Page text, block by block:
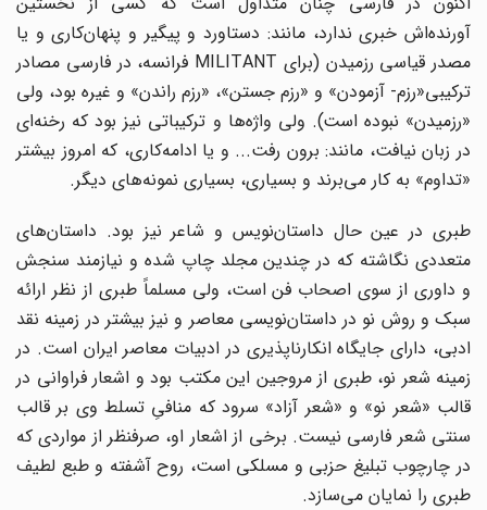
آورنده‌اش خبری ندارد، مانند: دستاورد و پیگیر و پنهان‌کاری و یا
مصدر قیاسی رزمیدن (برای MILITANT فرانسه، در فارسی مصادر
ترکیبی«رزم- آزمودن» و «رزم جستن»، «رزم راندن» و غیره بود، ولی
«رزمیدن» نبوده است). ولی واژه‌ها و ترکیباتی نیز بود که رخنه‌ای
در زبان نیافت، مانند: برون رفت... و یا ادامه‌کاری، که امروز بیشتر
«تداوم» به کار می‌برند و بسیاری، بسیاری نمونه‌های دیگر.
طبری در عین حال داستان‌نویس و شاعر نیز بود. داستان‌های
متعددی نگاشته که در چندین مجلد چاپ شده و نیازمند سنجش
و داوری از سوی اصحاب فن است، ولی مسلماً طبری از نظر ارائه
سبک و روش‌ نو در داستان‌نویسی معاصر و نیز بیشتر در زمینه نقد
ادبی، دارای جایگاه انکارناپذیری در ادبیات معاصر ایران است. در
زمینه شعر نو، طبری از مروجین این مکتب بود و اشعار فراوانی در
قالب «شعر نو» و «شعر‌ آزاد» سرود که منافیِ تسلط وی بر قالب
سنتی شعر فارسی نیست. برخی از اشعار او، صرفنظر از مواردی که
در چارچوب تبلیغ حزبی و مسلکی است، روح آشفته و طبع لطیف
طبری را نمایان می‌سازد.